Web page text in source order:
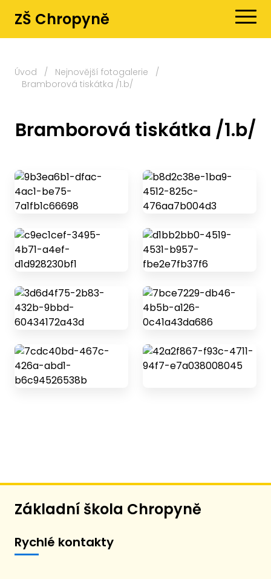
ZŠ Chropyně
Úvod / Nejnovější fotogalerie
/
Bramborová tiskátka /1.b/
Bramborová tiskátka /1.b/
Základní škola Chropyně
Rychlé kontakty